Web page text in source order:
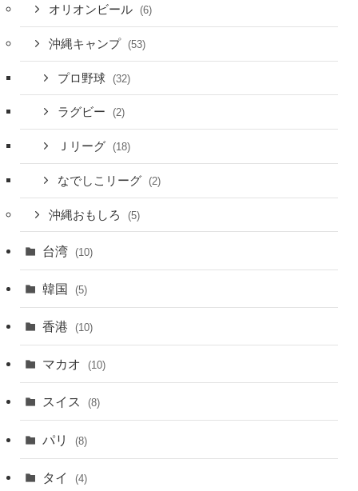
オリオンビール (6)
沖縄キャンプ (53)
プロ野球 (32)
ラグビー (2)
Ｊリーグ (18)
なでしこリーグ (2)
沖縄おもしろ (5)
台湾 (10)
韓国 (5)
香港 (10)
マカオ (10)
スイス (8)
パリ (8)
タイ (4)